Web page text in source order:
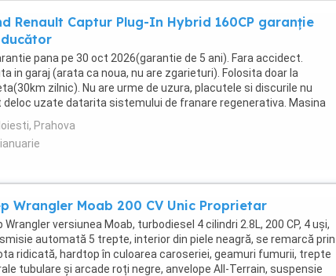
Renault Captur Plug-In Hybrid 160CP garanție
pana pe 30 oct 2026(garantie de 5 ani). Fara accidect.
in garaj (arata ca noua, nu are zgarieturi). Folosita doar la
zilnic). Nu are urme de uzura, placutele si discurile nu
deloc uzate datarita sistemului de franare regenerativa. Masina
multe dotari suplimentare ...
Prahova
Wrangler Moab 200 CV Unic Proprietar
Wrangler versiunea Moab, turbodiesel 4 cilindri 2.8L, 200 CP, 4 uși,
automată 5 trepte, interior din piele neagră, se remarcă prin
ridicată, hardtop în culoarea caroseriei, geamuri fumurii, trepte
tubulare și arcade roți negre, anvelope All-Terrain, suspensie